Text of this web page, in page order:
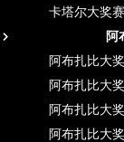
卡塔尔大奖赛
阿
阿布扎比大
阿布扎比大
阿布扎比大
阿布扎比大